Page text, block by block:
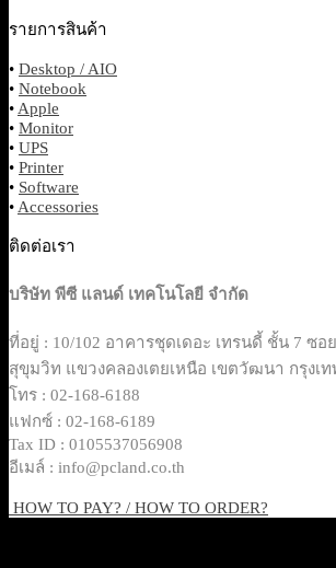
รายการสินค้า
• Desktop / AIO
• Notebook
• Apple
• Monitor
• UPS
• Printer
• Software
• Accessories
ติดต่อเรา
บริษัท พีซี แลนด์ เทคโนโลยี จำกัด
ที่อยู่ : 10/102 อาคารชุดเดอะ เทรนดี้ ชั้น 7 ซ
สุขุมวิท แขวงคลองเตยเหนือ เขตวัฒนา กรุงเ
โทร : 02-168-6188
แฟกซ์ : 02-168-6189
Tax ID : 0105537056908
อีเมล์ : info@pcland.co.th
HOW TO PAY? / HOW TO ORDER?